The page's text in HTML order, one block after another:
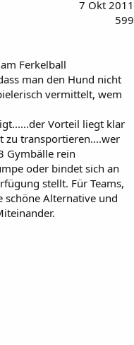
7 Okt 2011
599
Ferkelball
man den Hund nicht
vermittelt, wem
Vorteil liegt klar
zu transportieren....wer
Gymbälle rein
oder bindet sich an
stellt. Für Teams,
schöne Alternative und